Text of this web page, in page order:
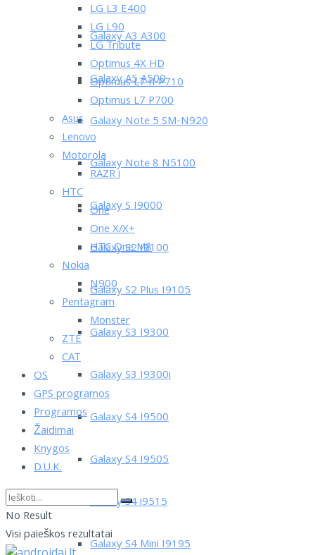
Galaxy A3 A300
Galaxy A5 A500
Galaxy Note 5 SM-N920
Galaxy Note 8 N5100
Galaxy S I9000
Galaxy S2 I9100
Galaxy S2 Plus I9105
Galaxy S3 I9300
Galaxy S3 I9300i
Galaxy S4 I9500
Galaxy S4 I9505
Galaxy S4 i9515
Galaxy S4 Mini I9195
LG L3 E400
LG L90
LG Tribute
Optimus 4X HD
Optimus L7 II P710
Optimus L7 P700
Asus
Lenovo
Motorola
RAZR i
HTC
One
One X/X+
HTC One M8
Nokia
N900
Pentagram
Monster
ZTE
CAT
OS
GPS programos
Programos
Žaidimai
Knygos
D.U.K.
No Result
Visi paieškos rezultatai